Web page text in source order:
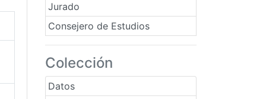
Jurado
Consejero de Estudios
Colección
Datos